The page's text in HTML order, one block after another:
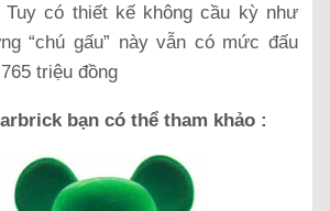
Tuy có thiết kế không cầu kỳ như
“chú gấu” này vẫn có mức đấu
triệu đồng
bạn có thể tham khảo :